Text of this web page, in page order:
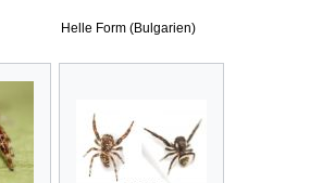
Helle Form (Bulgarien)